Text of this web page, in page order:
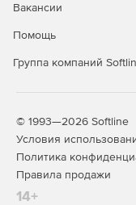
Вакансии
Помощь
Группа компаний
© 1993—2026 Softline
Условия
Политика
Правила продажи
14+